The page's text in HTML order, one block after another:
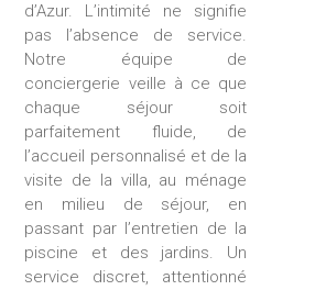
d’Azur. L’intimité ne signifie
pas l’absence de service.
Notre équipe de
conciergerie veille à ce que
chaque séjour soit
parfaitement fluide, de
l’accueil personnalisé et de la
visite de la villa, au ménage
en milieu de séjour, en
passant par l’entretien de la
piscine et des jardins. Un
service discret, attentionné